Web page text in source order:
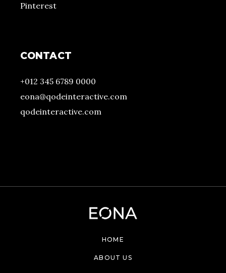
Pinterest
CONTACT
+012 345 6789 0000
eona@qodeinteractive.com
qodeinteractive.com
HOME
ABOUT US